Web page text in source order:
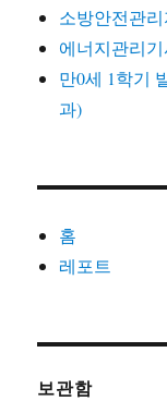
소방안전관
에너지관리
만0세 1학기
과)
홈
레포트
보관함